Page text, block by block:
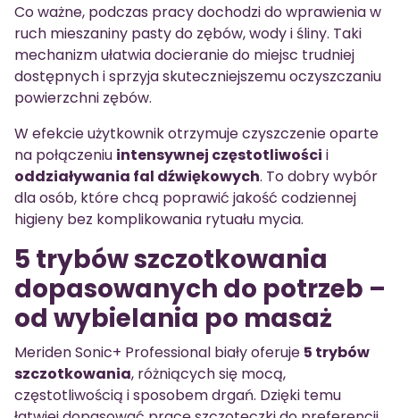
Co ważne, podczas pracy dochodzi do wprawienia w
ruch mieszaniny pasty do zębów, wody i śliny. Taki
mechanizm ułatwia docieranie do miejsc trudniej
dostępnych i sprzyja skuteczniejszemu oczyszczaniu
powierzchni zębów.
W efekcie użytkownik otrzymuje czyszczenie oparte
na połączeniu intensywnej częstotliwości i
oddziaływania fal dźwiękowych. To dobry wybór
dla osób, które chcą poprawić jakość codziennej
higieny bez komplikowania rytuału mycia.
5 trybów szczotkowania
dopasowanych do potrzeb –
od wybielania po masaż
Meriden Sonic+ Professional biały oferuje 5 trybów
szczotkowania, różniących się mocą,
częstotliwością i sposobem drgań. Dzięki temu